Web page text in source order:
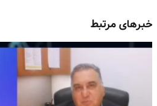
خبرهای مرتبط